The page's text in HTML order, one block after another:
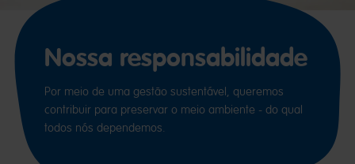
Nossa responsabilidade
Por meio de uma gestão sustentável, queremos
contribuir para preservar o meio ambiente - do qual
todos nós dependemos.